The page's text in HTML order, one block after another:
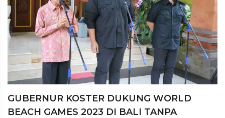
GUBERNUR KOSTER DUKUNG WORLD
BEACH GAMES 2023 DI BALI TANPA